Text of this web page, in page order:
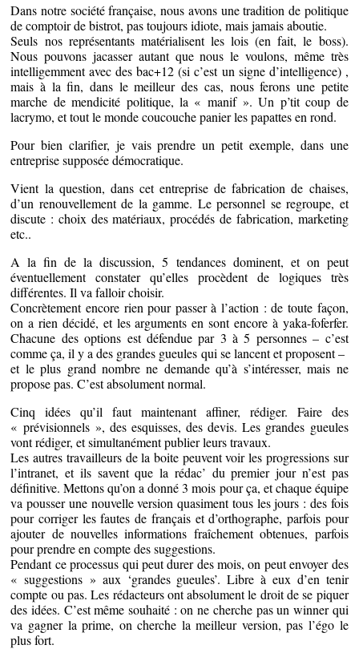
Dans notre société française, nous avons une tradition de politique
de comptoir de bistrot, pas toujours idiote, mais jamais aboutie.
Seuls nos représentants matérialisent les lois (en fait, le boss).
Nous pouvons jacasser autant que nous le voulons, même très
intelligemment avec des bac+12 (si c’est un signe d’intelligence) ,
mais à la fin, dans le meilleur des cas, nous ferons une petite
marche de mendicité politique, la « manif ». Un p’tit coup de
lacrymo, et tout le monde coucouche panier les papattes en rond.
Pour bien clarifier, je vais prendre un petit exemple, dans une
entreprise supposée démocratique.
Vient la question, dans cet entreprise de fabrication de chaises,
d’un renouvellement de la gamme. Le personnel se regroupe, et
discute : choix des matériaux, procédés de fabrication, marketing
etc..
A la fin de la discussion, 5 tendances dominent, et on peut
éventuellement constater qu’elles procèdent de logiques très
différentes. Il va falloir choisir.
Concrètement encore rien pour passer à l’action : de toute façon,
on a rien décidé, et les arguments en sont encore à yaka-foferfer.
Chacune des options est défendue par 3 à 5 personnes – c’est
comme ça, il y a des grandes gueules qui se lancent et proposent –
et le plus grand nombre ne demande qu’à s’intéresser, mais ne
propose pas. C’est absolument normal.
Cinq idées qu’il faut maintenant affiner, rédiger. Faire des
« prévisionnels », des esquisses, des devis. Les grandes gueules
vont rédiger, et simultanément publier leurs travaux.
Les autres travailleurs de la boite peuvent voir les progressions sur
l’intranet, et ils savent que la rédac’ du premier jour n’est pas
définitive. Mettons qu’on a donné 3 mois pour ça, et chaque équipe
va pousser une nouvelle version quasiment tous les jours : des fois
pour corriger les fautes de français et d’orthographe, parfois pour
ajouter de nouvelles informations fraîchement obtenues, parfois
pour prendre en compte des suggestions.
Pendant ce processus qui peut durer des mois, on peut envoyer des
« suggestions » aux ‘grandes gueules’. Libre à eux d’en tenir
compte ou pas. Les rédacteurs ont absolument le droit de se piquer
des idées. C’est même souhaité : on ne cherche pas un winner qui
va gagner la prime, on cherche la meilleur version, pas l’égo le
plus fort.